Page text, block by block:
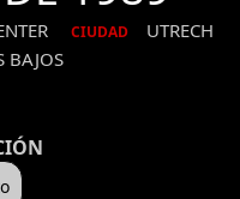
CIUDAD UTRECH
BAJOS